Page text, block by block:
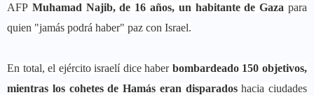
AFP Muhamad Najib, de 16 años, un habitante de Gaza para
quien "jamás podrá haber" paz con Israel.
En total, el ejército israelí dice haber bombardeado 150 objetivos,
mientras los cohetes de Hamás eran disparados hacia ciudades